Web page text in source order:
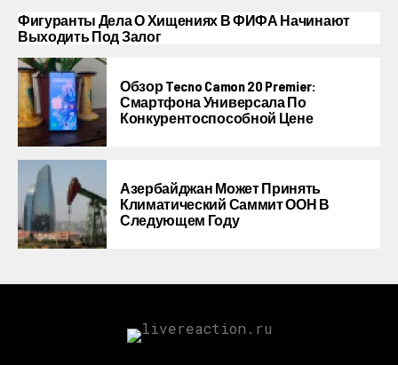
Фигуранты Дела О Хищениях В ФИФА Начинают
Выходить Под Залог
Обзор Tecno Camon 20 Premier:
Смартфона Универсала По
Конкурентоспособной Цене
Азербайджан Может Принять
Климатический Саммит ООН В
Следующем Году